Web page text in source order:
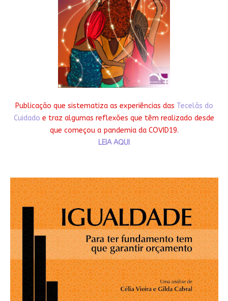
Publicação que sistematiza as experiências das Tecelãs do
Cuidado e traz algumas reflexões que têm realizado desde
que começou a pandemia da COVID19.
LEIA AQUI